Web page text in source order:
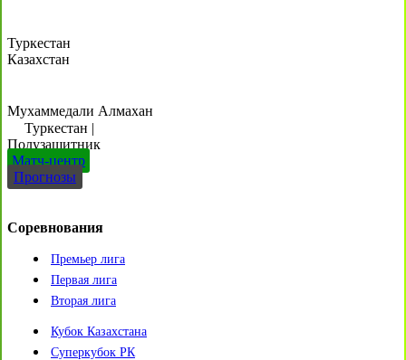
Туркестан
Казахстан
Мухаммедали Алмахан
Туркестан |
Полузащитник
Матч-центр
Прогнозы
Соревнования
Премьер лига
Первая лига
Вторая лига
Кубок Казахстана
Суперкубок РК